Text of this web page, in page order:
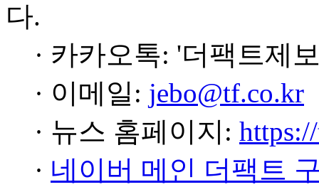
다.
· 카카오톡: '더팩트제
· 이메일: jebo@tf.co.kr
· 뉴스 홈페이지:
· 네이버 메인 더팩트